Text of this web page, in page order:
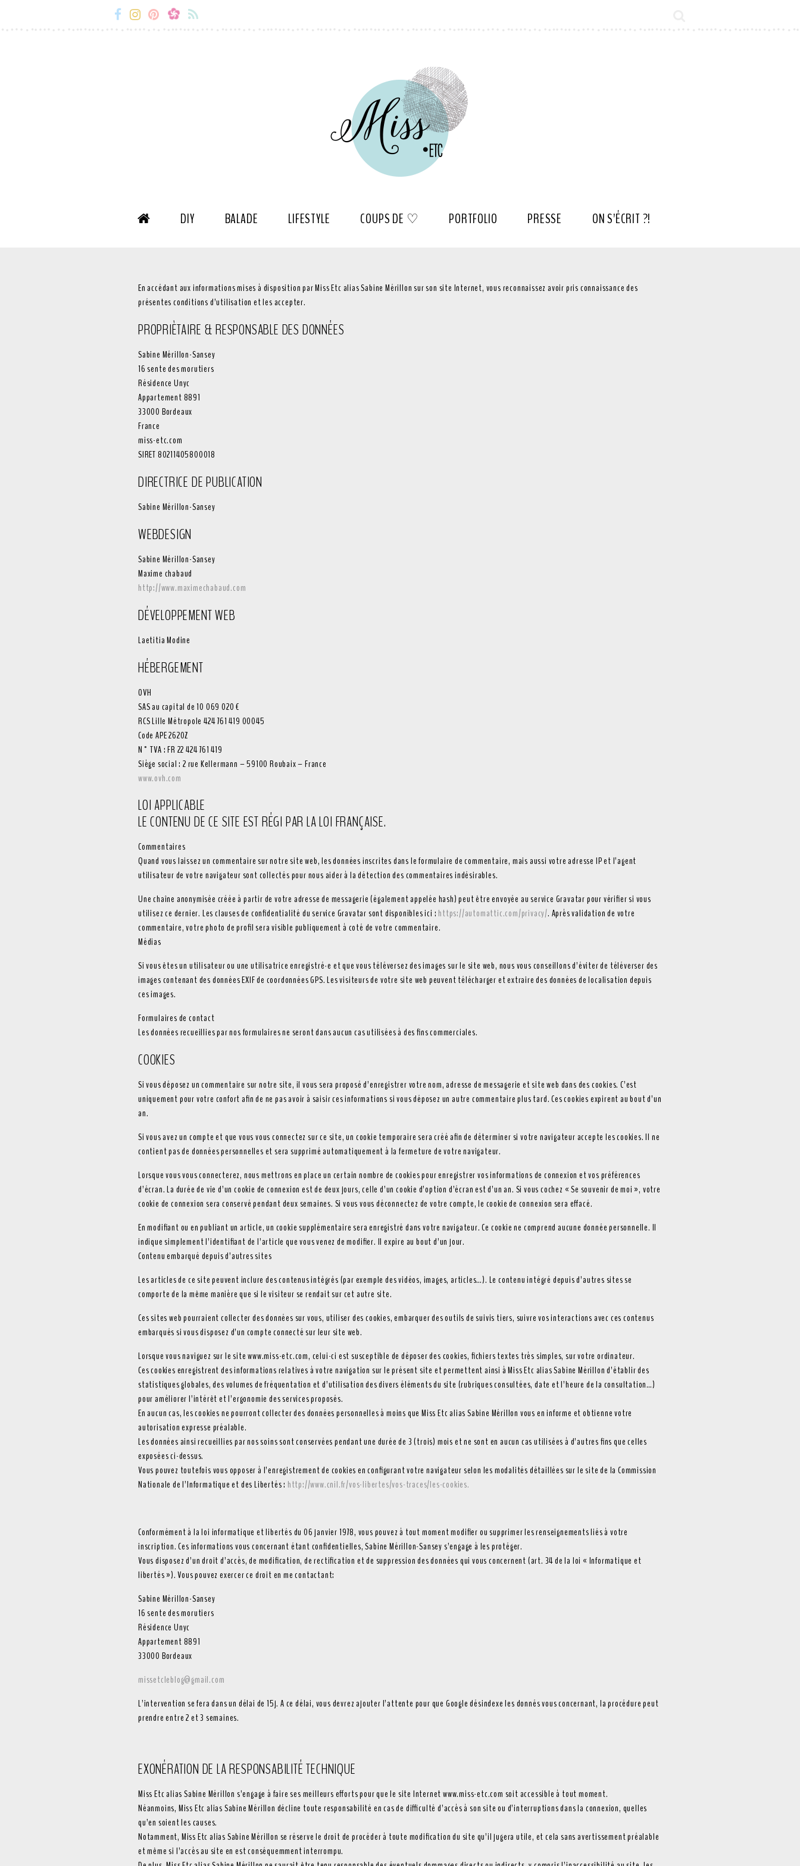
Miss- Miss- Miss-
DIY BALADE LIFESTYLE COUPS DE ♡ PORTFOLIO PRESSE ON S’ÉCRIT ?!
En accédant aux informations mises à disposition par Miss Etc alias Sabine Mérillon sur son site Internet, vous reconnaissez avoir pris connaissance des
présentes conditions d’utilisation et les accepter.
PROPRIÈTAIRE & RESPONSABLE DES DONNÉES
Sabine Mérillon-Sansey
16 sente des morutiers
Résidence Unyc
Appartement 8891
33000 Bordeaux
France
miss-etc.com
SIRET 80211405800018
DIRECTRICE DE PUBLICATION
Sabine Mérillon-Sansey
WEBDESIGN
Sabine Mérillon-Sansey
Maxime chabaud
http://www.maximechabaud.com
DÉVELOPPEMENT WEB
Laetitia Modine
HÉBERGEMENT
OVH
SAS au capital de 10 069 020 €
RCS Lille Métropole 424 761 419 00045
Code APE 2620Z
N° TVA : FR 22 424 761 419
Siège social : 2 rue Kellermann – 59100 Roubaix – France
www.ovh.com
LOI APPLICABLE
LE CONTENU DE CE SITE EST RÉGI PAR LA LOI FRANÇAISE.
Commentaires
Quand vous laissez un commentaire sur notre site web, les données inscrites dans le formulaire de commentaire, mais aussi votre adresse IP et l’agent
utilisateur de votre navigateur sont collectés pour nous aider à la détection des commentaires indésirables.
Une chaîne anonymisée créée à partir de votre adresse de messagerie (également appelée hash) peut être envoyée au service Gravatar pour vérifier si vous
utilisez ce dernier. Les clauses de confidentialité du service Gravatar sont disponibles ici : https://automattic.com/privacy/. Après validation de votre
commentaire, votre photo de profil sera visible publiquement à coté de votre commentaire.
Médias
Si vous êtes un utilisateur ou une utilisatrice enregistré·e et que vous téléversez des images sur le site web, nous vous conseillons d’éviter de téléverser des
images contenant des données EXIF de coordonnées GPS. Les visiteurs de votre site web peuvent télécharger et extraire des données de localisation depuis
ces images.
Formulaires de contact
Les données recueillies par nos formulaires ne seront dans aucun cas utilisées à des fins commerciales.
COOKIES
Si vous déposez un commentaire sur notre site, il vous sera proposé d’enregistrer votre nom, adresse de messagerie et site web dans des cookies. C’est
uniquement pour votre confort afin de ne pas avoir à saisir ces informations si vous déposez un autre commentaire plus tard. Ces cookies expirent au bout d’un
an.
Si vous avez un compte et que vous vous connectez sur ce site, un cookie temporaire sera créé afin de déterminer si votre navigateur accepte les cookies. Il ne
contient pas de données personnelles et sera supprimé automatiquement à la fermeture de votre navigateur.
Lorsque vous vous connecterez, nous mettrons en place un certain nombre de cookies pour enregistrer vos informations de connexion et vos préférences
d’écran. La durée de vie d’un cookie de connexion est de deux jours, celle d’un cookie d’option d’écran est d’un an. Si vous cochez « Se souvenir de moi », votre
cookie de connexion sera conservé pendant deux semaines. Si vous vous déconnectez de votre compte, le cookie de connexion sera effacé.
En modifiant ou en publiant un article, un cookie supplémentaire sera enregistré dans votre navigateur. Ce cookie ne comprend aucune donnée personnelle. Il
indique simplement l’identifiant de l’article que vous venez de modifier. Il expire au bout d’un jour.
Contenu embarqué depuis d’autres sites
Les articles de ce site peuvent inclure des contenus intégrés (par exemple des vidéos, images, articles…). Le contenu intégré depuis d’autres sites se
comporte de la même manière que si le visiteur se rendait sur cet autre site.
Ces sites web pourraient collecter des données sur vous, utiliser des cookies, embarquer des outils de suivis tiers, suivre vos interactions avec ces contenus
embarqués si vous disposez d’un compte connecté sur leur site web.
Lorsque vous naviguez sur le site www.miss-etc.com, celui-ci est susceptible de déposer des cookies, fichiers textes très simples, sur votre ordinateur.
Ces cookies enregistrent des informations relatives à votre navigation sur le présent site et permettent ainsi à Miss Etc alias Sabine Mérillon d’établir des
statistiques globales, des volumes de fréquentation et d’utilisation des divers éléments du site (rubriques consultées, date et l’heure de la consultation…)
pour améliorer l’intérêt et l’ergonomie des services proposés.
En aucun cas, les cookies ne pourront collecter des données personnelles à moins que Miss Etc alias Sabine Mérillon vous en informe et obtienne votre
autorisation expresse préalable.
Les données ainsi recueillies par nos soins sont conservées pendant une durée de 3 (trois) mois et ne sont en aucun cas utilisées à d’autres fins que celles
exposées ci-dessus.
Vous pouvez toutefois vous opposer à l’enregistrement de cookies en configurant votre navigateur selon les modalités détaillées sur le site de la Commission
Nationale de l’Informatique et des Libertés : http://www.cnil.fr/vos-libertes/vos-traces/les-cookies.
Conformément à la loi informatique et libertés du 06 janvier 1978, vous pouvez à tout moment modifier ou supprimer les renseignements liés à votre
inscription. Ces informations vous concernant étant confidentielles, Sabine Mérillon-Sansey s’engage à les protéger.
Vous disposez d’un droit d’accès, de modification, de rectification et de suppression des données qui vous concernent (art. 34 de la loi « Informatique et
libertés »). Vous pouvez exercer ce droit en me contactant:
Sabine Mérillon-Sansey
16 sente des morutiers
Résidence Unyc
Appartement 8891
33000 Bordeaux
missetcleblog@gmail.com
L’intervention se fera dans un délai de 15j. A ce délai, vous devrez ajouter l’attente pour que Google désindexe les donnés vous concernant, la procédure peut
prendre entre 2 et 3 semaines.
EXONÉRATION DE LA RESPONSABILITÉ TECHNIQUE
Miss Etc alias Sabine Mérillon s’engage à faire ses meilleurs efforts pour que le site Internet www.miss-etc.com soit accessible à tout moment.
Néanmoins, Miss Etc alias Sabine Mérillon décline toute responsabilité en cas de difficulté d’accès à son site ou d’interruptions dans la connexion, quelles
qu’en soient les causes.
Notamment, Miss Etc alias Sabine Mérillon se réserve le droit de procéder à toute modification du site qu’il jugera utile, et cela sans avertissement préalable
et même si l’accès au site en est conséquemment interrompu.